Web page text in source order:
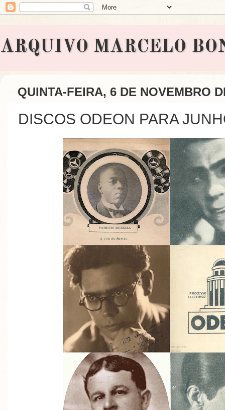
ARQUIVO MARCELO
QUINTA-FEIRA, 6 DE NOVEMBRO
DISCOS ODEON PARA